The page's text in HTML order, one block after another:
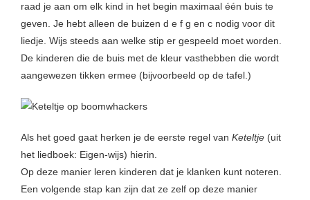
raad je aan om elk kind in het begin maximaal één buis te
geven. Je hebt alleen de buizen d e f g en c nodig voor dit
liedje. Wijs steeds aan welke stip er gespeeld moet worden.
De kinderen die de buis met de kleur vasthebben die wordt
aangewezen tikken ermee (bijvoorbeeld op de tafel.)
Als het goed gaat herken je de eerste regel van Keteltje (uit
het liedboek: Eigen-wijs) hierin.
Op deze manier leren kinderen dat je klanken kunt noteren.
Een volgende stap kan zijn dat ze zelf op deze manier